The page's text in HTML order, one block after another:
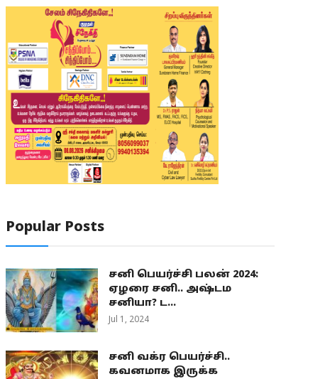
Popular Posts
சனி பெயர்ச்சி பலன் 2024:
ஏழரை சனி.. அஷ்டம
சனியா? ட...
Jul 1, 2024
சனி வக்ர பெயர்ச்சி..
கவனமாக இருக்க